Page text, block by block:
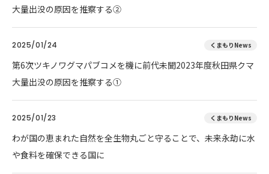
大量出没の原因を推察する②
2025/01/24 くまもりNews
第6次ツキノワグマパブコメを機に前代未聞2023年度秋田県クマ
大量出没の原因を推察する①
2025/01/23 くまもりNews
わが国の恵まれた自然を全生物丸ごと守ることで、未来永劫に水
や食料を確保できる国に